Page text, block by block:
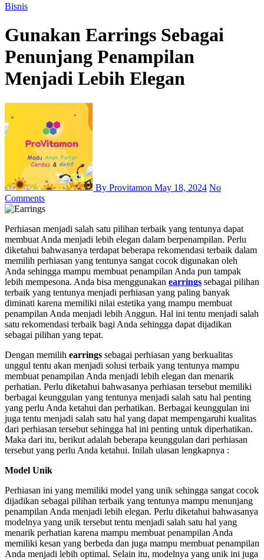
Bisnis
Gunakan Earrings Sebagai
Penunjang Penampilan
Menjadi Lebih Elegan
By Provitamon May 18, 2024 No
Comments
Perhiasan menjadi salah satu pilihan terbaik yang tentunya dapat
membuat Anda menjadi lebih elegan dalam berpenampilan. Perlu
diketahui bahwasanya terdapat beberapa rekomendasi terbaik dalam
memilih perhiasan yang tentunya sangat cocok digunakan oleh
Anda sehingga mampu membuat penampilan Anda pun tampak
lebih mempesona. Anda bisa menggunakan earrings sebagai pilihan
terbaik yang tentunya menjadi perhiasan yang paling banyak
diminati karena memiliki nilai estetika yang mampu membuat
penampilan Anda menjadi lebih Anggun. Hal ini tentu menjadi salah
satu rekomendasi terbaik bagi Anda sehingga dapat dijadikan
sebagai pilihan yang tepat.
Dengan memilih earrings sebagai perhiasan yang berkualitas
unggul tentu akan menjadi solusi terbaik yang tentunya mampu
membuat penampilan Anda menjadi lebih elegan dan menarik
perhatian. Perlu diketahui bahwasanya perhiasan tersebut memiliki
berbagai keunggulan yang tentunya menjadi salah satu hal penting
yang perlu Anda ketahui dan perhatikan. Berbagai keunggulan ini
juga tentu menjadi salah satu hal yang dapat mempengaruhi kualitas
dari perhiasan tersebut sehingga hal ini penting untuk diperhatikan.
Maka dari itu, berikut adalah beberapa keunggulan dari perhiasan
tersebut yang perlu Anda ketahui. Inilah ulasan lengkapnya :
Model Unik
Perhiasan ini yang memiliki model yang unik sehingga sangat cocok
dijadikan sebagai pilihan terbaik yang tentunya mampu menunjang
penampilan Anda menjadi lebih elegan. Perlu diketahui bahwasanya
modelnya yang unik tersebut tentu menjadi salah satu hal yang
menarik perhatian karena mampu membuat penampilan Anda
memiliki kesan yang berbeda dan juga mampu membuat penampilan
Anda menjadi lebih optimal. Selain itu, modelnya yang unik ini juga